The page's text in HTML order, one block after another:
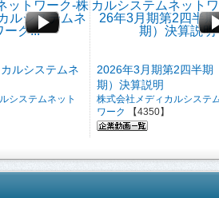
ルシステムネ
システムネット
2026年3月期第2四半期
期）決算説明
株式会社メディカルシステ
ワーク
【4350】